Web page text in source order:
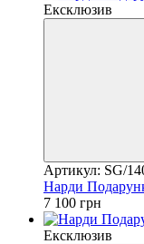
Ексклюзив
Артикул: SG/
Нарди
7 100 грн
Ексклюзив